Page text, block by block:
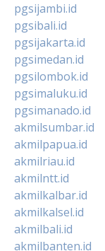
pgsijambi.id
pgsibali.id
pgsijakarta.id
pgsimedan.id
pgsilombok.id
pgsimaluku.id
pgsimanado.id
akmilsumbar.id
akmilpapua.id
akmilriau.id
akmilntt.id
akmilkalbar.id
akmilkalsel.id
akmilbali.id
akmilbanten.id